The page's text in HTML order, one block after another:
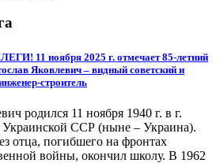
11 ноября 2025 г. отмечает 85-летний
Яковлевич – видный советский и
строитель
родился 11 ноября 1940 г. в г.
Украинской ССР (ныне – Украина).
отца, погибшего на фронтах
войны, окончил школу. В 1962